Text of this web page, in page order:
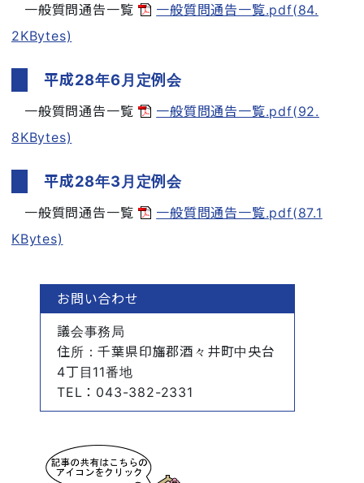
一般質問通告一覧
一般質問通告一覧.pdf(84.
2KBytes)
平成28年6月定例会
一般質問通告一覧
一般質問通告一覧.pdf(92.
8KBytes)
平成28年3月定例会
一般質問通告一覧
一般質問通告一覧.pdf(87.1
KBytes)
お問い合わせ
議会事務局
住所 ：千葉県印旛郡酒々井町中央台
4丁目11番地
TEL ：043-382-2331